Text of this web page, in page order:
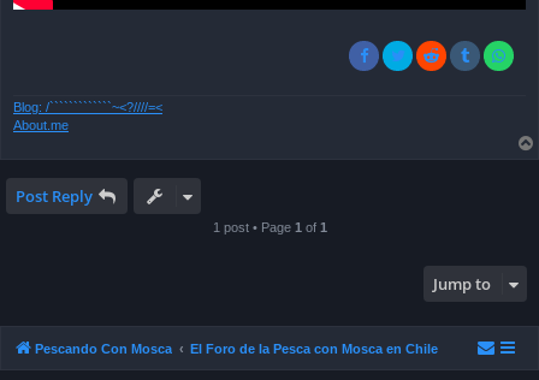
Blog: /`````````````~<?////=<
About.me
Post Reply
1 post • Page 1of 1
Jump to
Pescando Con Mosca El Foro de la Pesca con Mosca en Chile